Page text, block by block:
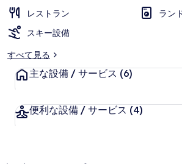
レストラン
ラン
スキー設備
すべて見る
主な設備 / サービス (6)
便利な設備 / サービス (4)